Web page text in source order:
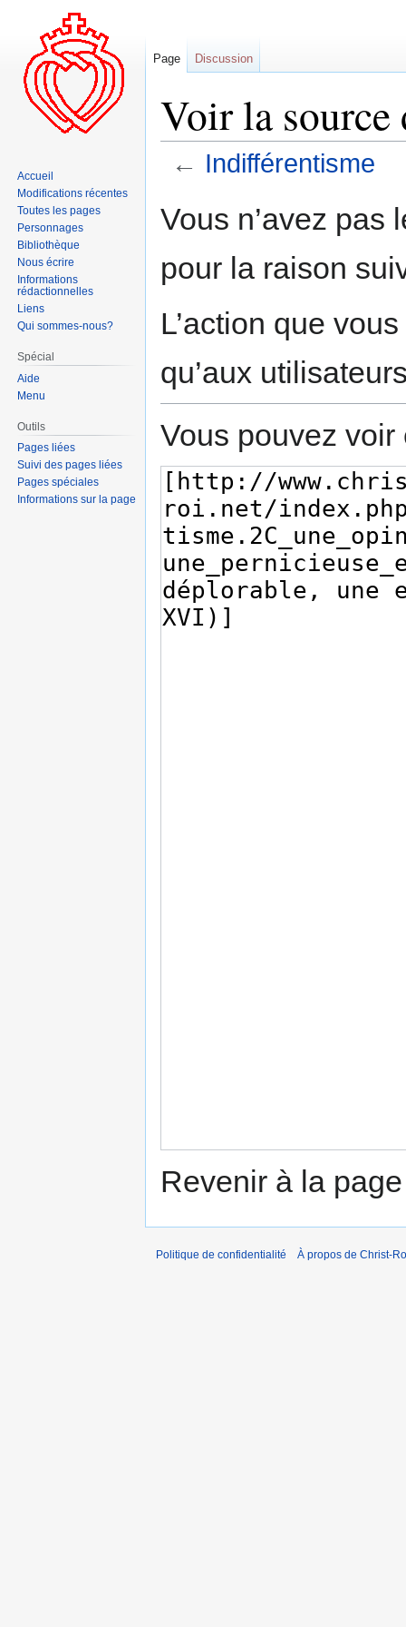
Voir la
← Indifférentisme
à
navigation
à
recherche
Vous n’avez pas
pour la raison
L’action que
qu’aux
Vous pouvez
Revenir à la
Page Discussion
Accueil
Modifications récentes
Toutes les pages
Personnages
Bibliothèque
Nous écrire
Informations
rédactionnelles
Liens
Qui sommes-nous?
Spécial
Aide
Menu
Outils
Pages liées
Suivi des pages liées
Pages spéciales
Informations sur la page
Politique de confidentialité À propos de Christ-